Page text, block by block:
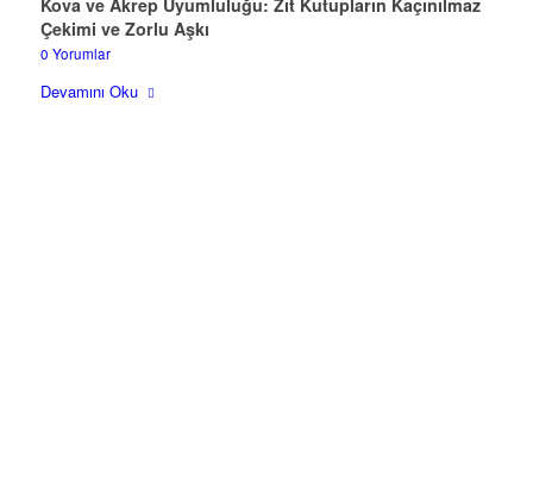
Kova ve Akrep Uyumluluğu: Zıt Kutupların Kaçınılmaz
Çekimi ve Zorlu Aşkı
0 Yorumlar
Devamını Oku